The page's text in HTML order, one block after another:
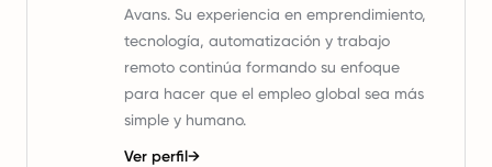
Avans. Su experiencia en emprendimiento,
tecnología, automatización y trabajo
remoto continúa formando su enfoque
para hacer que el empleo global sea más
simple y humano.
Ver perfil→